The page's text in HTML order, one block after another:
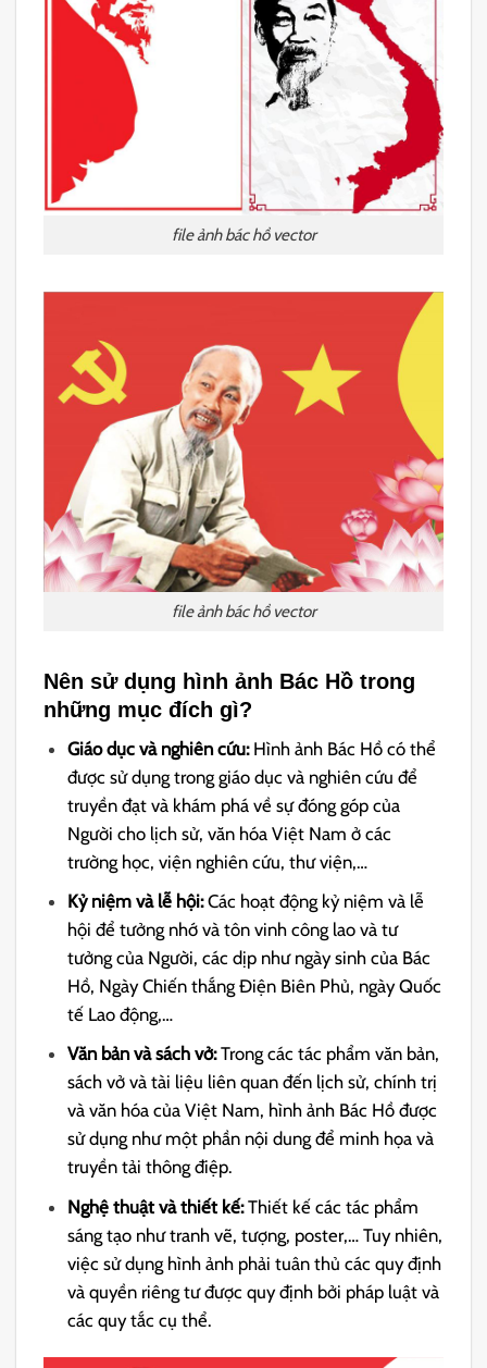
file ảnh bác hồ vector
file ảnh bác hồ vector
Nên sử dụng hình ảnh Bác Hồ trong
những mục đích gì?
Giáo dục và nghiên cứu:Hình ảnh Bác Hồ có thể
được sử dụng trong giáo dục và nghiên cứu để
truyền đạt và khám phá về sự đóng góp của
Người cho lịch sử, văn hóa Việt Nam ở các
trường học, viện nghiên cứu, thư viện,…
Kỷ niệm và lễ hội:Các hoạt động kỷ niệm và lễ
hội để tưởng nhớ và tôn vinh công lao và tư
tưởng của Người, các dịp như ngày sinh của Bác
Hồ, Ngày Chiến thắng Điện Biên Phủ, ngày Quốc
tế Lao động,…
Văn bản và sách vở:Trong các tác phẩm văn bản,
sách vở và tài liệu liên quan đến lịch sử, chính trị
và văn hóa của Việt Nam, hình ảnh Bác Hồ được
sử dụng như một phần nội dung để minh họa và
truyền tải thông điệp.
Nghệ thuật và thiết kế:Thiết kế các tác phẩm
sáng tạo như tranh vẽ, tượng, poster,… Tuy nhiên,
việc sử dụng hình ảnh phải tuân thủ các quy định
và quyền riêng tư được quy định bởi pháp luật và
các quy tắc cụ thể.